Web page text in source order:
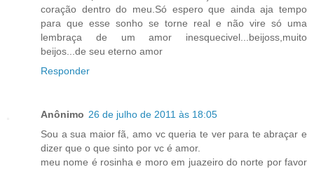
coração dentro do meu.Só espero que ainda aja tempo
para que esse sonho se torne real e não vire só uma
lembraça de um amor inesquecivel...beijoss,muito
beijos...de seu eterno amor
Responder
Anônimo 26 de julho de 2011 às 18:05
Sou a sua maior fã, amo vc queria te ver para te abraçar e
dizer que o que sinto por vc é amor.
meu nome é rosinha e moro em juazeiro do norte por favor